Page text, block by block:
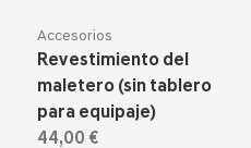
Accesorios
Revestimiento del
maletero (sin tablero
para equipaje)
44,00 €